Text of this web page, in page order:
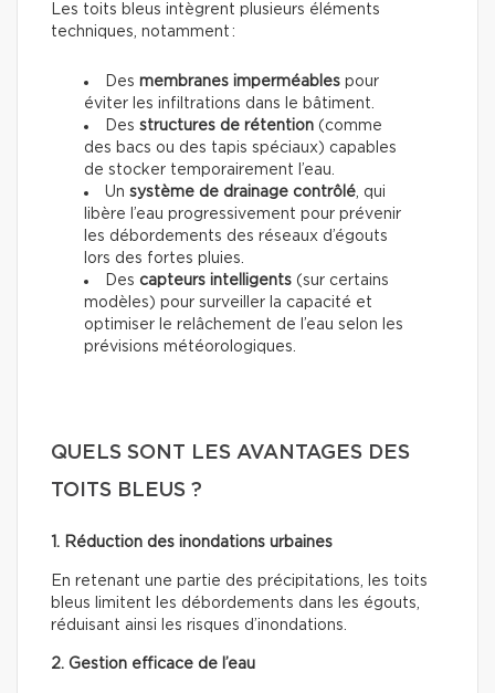
Les toits bleus intègrent plusieurs éléments
techniques, notamment :
Des membranes imperméables pour
éviter les infiltrations dans le bâtiment.
Des structures de rétention (comme
des bacs ou des tapis spéciaux) capables
de stocker temporairement l’eau.
Un système de drainage contrôlé , qui
libère l’eau progressivement pour prévenir
les débordements des réseaux d’égouts
lors des fortes pluies.
Des capteurs intelligents (sur certains
modèles) pour surveiller la capacité et
optimiser le relâchement de l’eau selon les
prévisions météorologiques.
QUELS SONT LES AVANTAGES DES
TOITS BLEUS ?
1. Réduction des inondations urbaines
En retenant une partie des précipitations, les toits
bleus limitent les débordements dans les égouts,
réduisant ainsi les risques d’inondations.
2. Gestion efficace de l’eau